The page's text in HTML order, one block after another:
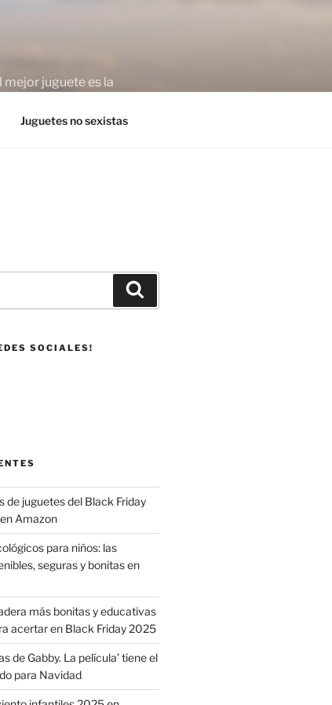
juguete es la
Juguetes no sexistas
SOCIALES!
de juguetes del Black Friday
Amazon
para niños: las
seguras y bonitas en
más bonitas y educativas
acertar en Black Friday 2025
de Gabby. La película’ tiene el
para Navidad